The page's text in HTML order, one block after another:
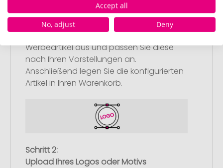
Schritt 1:
Artikelkonfiguration
Wählen Sie Ihre gewünschten
Werbeartikel aus und passen Sie diese
nach Ihren Vorstellungen an.
Anschließend legen Sie die konfigurierten
Artikel in Ihren Warenkorb.
Schritt 2:
Upload Ihres Logos oder Motivs
Accept all
No, adjust
Deny